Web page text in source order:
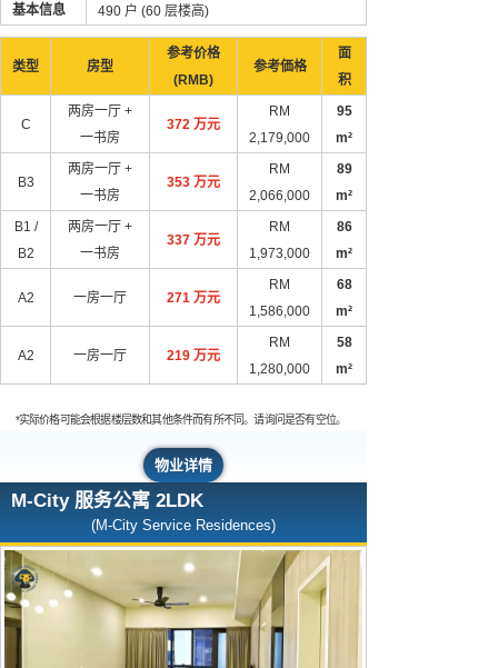
基本信息
490 户 (60 层楼高)
类型 房型
参考价格
(RMB)
参考価格
面
积
C
两房一厅 +
一书房
372 万元
RM
2,179,000
95
m²
B3
两房一厅 +
一书房
353 万元
RM
2,066,000
89
m²
B1 /
B2
两房一厅 +
一书房
337 万元
RM
1,973,000
86
m²
A2 一房一厅 271 万元
RM
1,586,000
68
m²
A2 一房一厅 219 万元
RM
1,280,000
58
m²
*实际价格可能会根据楼层数和其他条件而有所不同。请询问是否有空位。
物业详情
M-City 服务公寓 2LDK
(M-City Service Residences)